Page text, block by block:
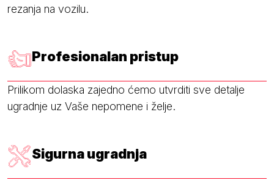
rezanja na vozilu.
Profesionalan pristup
Prilikom dolaska zajedno ćemo utvrditi sve detalje
ugradnje uz Vaše nepomene i želje.
Sigurna ugradnja